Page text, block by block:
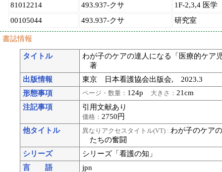
81012214 493.937-クサ
1F-2,3,4 医学
00105044
493.937-クサ 研究室
書誌情報
タイトル
わが子のケアの達人になる「医療的ケア
著
出版情報
東京 日本看護協会出版会, 2023.3
形態事項
ページ・数量： 124p 大きさ： 21cm
注記事項
引用文献あり
価格： 2750円
他タイトル
異なりアクセスタイトル(VT) : わが子のケア
たちの奮闘
シリーズ
シリーズ「看護の知」
言 語
jpn